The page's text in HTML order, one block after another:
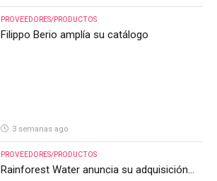
PROVEEDORES/PRODUCTOS
Filippo Berio amplía su catálogo
3 semanas ago
PROVEEDORES/PRODUCTOS
Rainforest Water anuncia su adquisición